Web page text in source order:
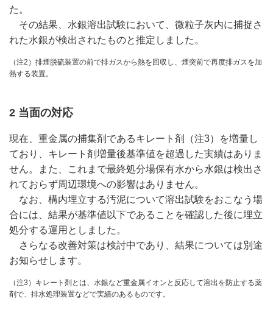
た。
その結果、水銀溶出試験において、微粒子灰内に捕捉さ
れた水銀が検出されたものと推定しました。
（注2）排煙脱硫装置の前で排ガスから熱を回収し、煙突前で再度排ガスを加
熱する装置。
2 当面の対応
現在、重金属の捕集剤であるキレート剤（注3）を増量し
ており、キレート剤増量後基準値を超過した実績はありま
せん。また、これまで最終処分場保有水から水銀は検出さ
れておらず周辺環境への影響はありません。
なお、構内埋立する汚泥について溶出試験をおこなう場
合には、結果が基準値以下であることを確認した後に埋立
処分する運用としました。
さらなる改善対策は検討中であり、結果については別途
お知らせします。
（注3）キレート剤とは、水銀など重金属イオンと反応して溶出を防止する薬
剤で、排水処理装置などで実績のあるものです。